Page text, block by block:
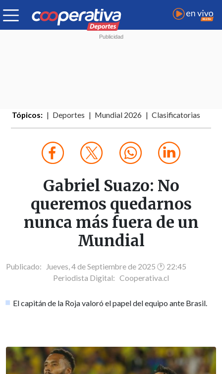
Tópicos: Deportes Mundial 2026 Clasificatorias
Gabriel Suazo: No
queremos quedarnos
nunca más fuera de un
Mundial
Publicado: Jueves, 4 de Septiembre de 2025 🕐 22:45
Periodista Digital: Cooperativa.cl
El capitán de la Roja valoró el papel del equipo ante Brasil.